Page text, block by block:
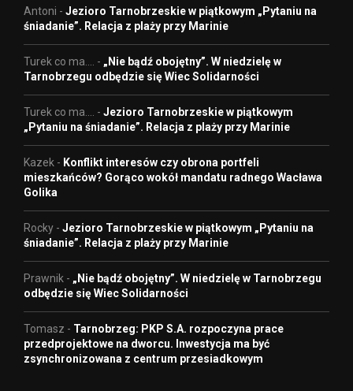
Antoni - Jezioro Tarnobrzeskie w piątkowym „Pytaniu na
śniadanie”. Relacja z plaży przy Marinie
Turek co ma.... - „Nie bądź obojętny”. W niedzielę w
Tarnobrzegu odbędzie się Wiec Solidarności
Turek co ma.... - Jezioro Tarnobrzeskie w piątkowym
„Pytaniu na śniadanie”. Relacja z plaży przy Marinie
Kazek - Konflikt interesów czy obrona portfeli
mieszkańców? Gorąco wokół mandatu radnego Wacława
Golika
Rocky - Jezioro Tarnobrzeskie w piątkowym „Pytaniu na
śniadanie”. Relacja z plaży przy Marinie
Prawnik - „Nie bądź obojętny”. W niedzielę w Tarnobrzegu
odbędzie się Wiec Solidarności
Tomasz - Tarnobrzeg: PKP S.A. rozpoczyna prace
przedprojektowe na dworcu. Inwestycja ma być
zsynchronizowana z centrum przesiadkowym